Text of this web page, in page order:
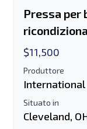
Pressa per
$11,500
Produttore
Situato in
Cleveland,